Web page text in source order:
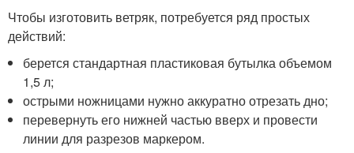
Чтобы изготовить ветряк, потребуется ряд простых
действий:
берется стандартная пластиковая бутылка объемом
1,5 л;
острыми ножницами нужно аккуратно отрезать дно;
перевернуть его нижней частью вверх и провести
линии для разрезов маркером.